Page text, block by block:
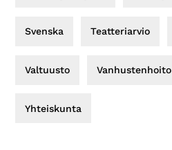
Svenska Teatteriarvio
Valtuusto Vanhustenhoito
Yhteiskunta